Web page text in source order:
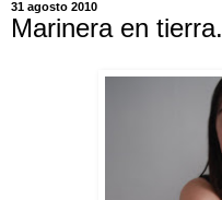
31 agosto 2010
Marinera en tierra.